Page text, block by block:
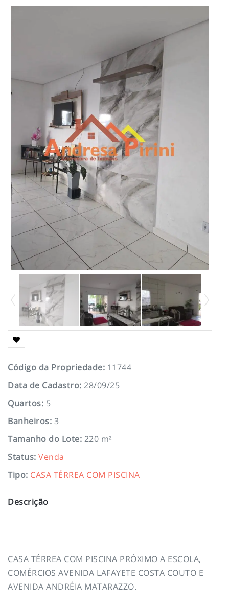
Código da Propriedade: 11744
Data de Cadastro: 28/09/25
Quartos: 5
Banheiros: 3
Tamanho do Lote: 220 m²
Status: Venda
Tipo: CASA TÉRREA COM PISCINA
Descrição
CASA TÉRREA COM PISCINA PRÓXIMO A ESCOLA,
COMÉRCIOS AVENIDA LAFAYETE COSTA COUTO E
AVENIDA ANDRÉIA MATARAZZO.